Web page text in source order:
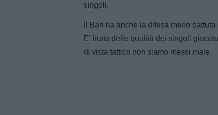
singoli.
Il Bari ha anche la difesa meno
E' frutto delle qualità dei singoli
di vista tattico non siamo messi male.